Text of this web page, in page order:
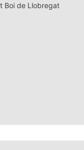
Boi de Llobregat